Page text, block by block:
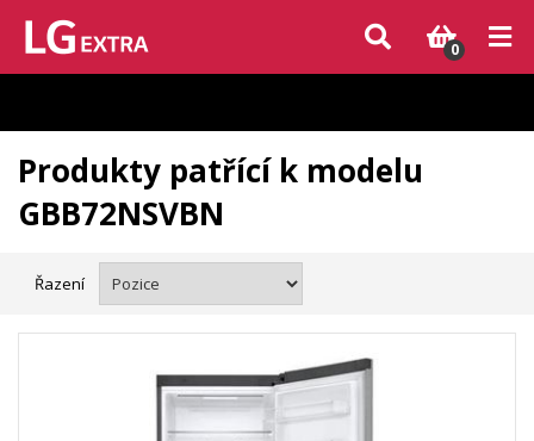
Vzhledem k aktuální situaci se může dodání dílů, které nejsou skladem,
zpozdit. Děkujeme za pochopení.
0
Produkty patřící k modelu
GBB72NSVBN
Řazení